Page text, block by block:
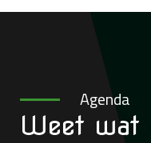
Agenda
Weet wat